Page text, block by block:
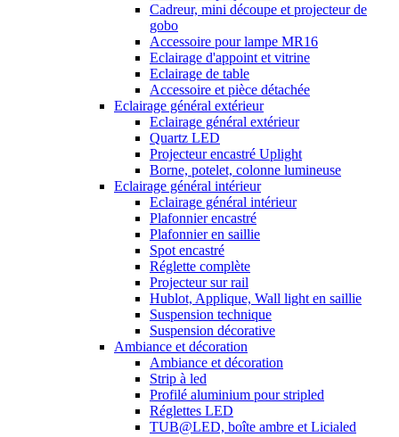
Cadreur, mini découpe et projecteur de
gobo
Accessoire pour lampe MR16
Eclairage d'appoint et vitrine
Eclairage de table
Accessoire et pièce détachée
Eclairage général extérieur
Eclairage général extérieur
Quartz LED
Projecteur encastré Uplight
Borne, potelet, colonne lumineuse
Eclairage général intérieur
Eclairage général intérieur
Plafonnier encastré
Plafonnier en saillie
Spot encastré
Réglette complète
Projecteur sur rail
Hublot, Applique, Wall light en saillie
Suspension technique
Suspension décorative
Ambiance et décoration
Ambiance et décoration
Strip à led
Profilé aluminium pour stripled
Réglettes LED
TUB@LED, boîte ambre et Licialed